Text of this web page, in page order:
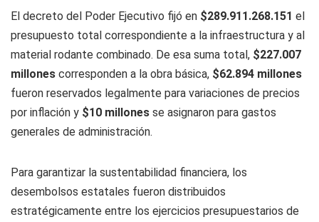
El decreto del Poder Ejecutivo fijó en $289.911.268.151 el
presupuesto total correspondiente a la infraestructura y al
material rodante combinado. De esa suma total, $227.007
millones corresponden a la obra básica, $62.894 millones
fueron reservados legalmente para variaciones de precios
por inflación y $10 millones se asignaron para gastos
generales de administración.
Para garantizar la sustentabilidad financiera, los
desembolsos estatales fueron distribuidos
estratégicamente entre los ejercicios presupuestarios de